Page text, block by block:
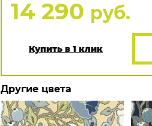
14 290 руб.
Купить в 1 клик
Другие цвета